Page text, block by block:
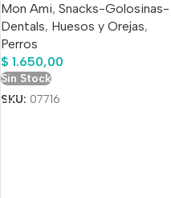
Mon Ami, Snacks-Golosinas-
Dentals, Huesos y Orejas,
Perros
$ 1.650,00
Sin Stock
SKU: 07716